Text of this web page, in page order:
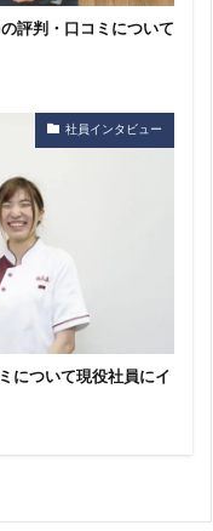
評判・口コミについて
社員インタビュー
について現役社員にイ